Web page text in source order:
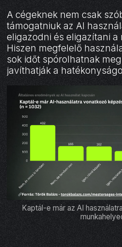
A cégeknek nem csak
támogatniuk az AI
eligazodni és eligazítani
Hiszen megfelelő
sok időt spórolhatnak
javíthatják a
Kaptál-e már az AI